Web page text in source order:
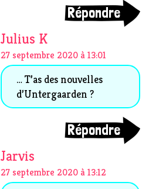
Répondre
Julius K
27 septembre 2020 à 13:01
… T’as des nouvelles
d’Untergaarden ?
Répondre
Jarvis
27 septembre 2020 à 13:12